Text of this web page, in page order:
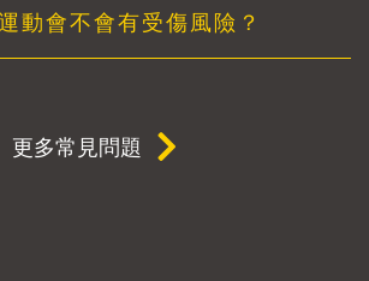
況也是如此——怕痛、怕不穩，讓她在
限。透過有計畫的重量訓練與肌力強
、退化性關節炎訓練、高雄私人教練、
動會不會有受傷風險？
更多常見問題